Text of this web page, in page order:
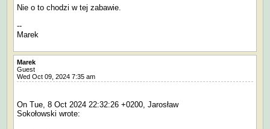
Nie o to chodzi w tej zabawie.
--
Marek
Marek
Guest
Wed Oct 09, 2024 7:35 am
On Tue, 8 Oct 2024 22:32:26 +0200, Jarosław
Sokołowski wrote: